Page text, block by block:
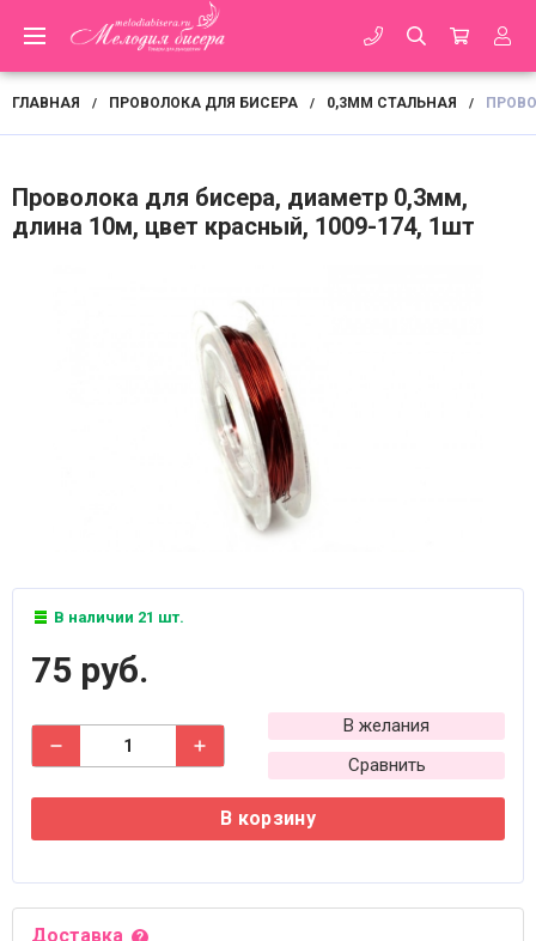
ГЛАВНАЯ / ПРОВОЛОКА ДЛЯ БИСЕРА / 0,3ММ СТАЛЬНАЯ /
Проволока для бисера, диаметр 0,3мм,
длина 10м, цвет красный, 1009-174, 1шт
В наличии 21 шт.
75 руб.
В желания
Сравнить
В корзину
Доставка